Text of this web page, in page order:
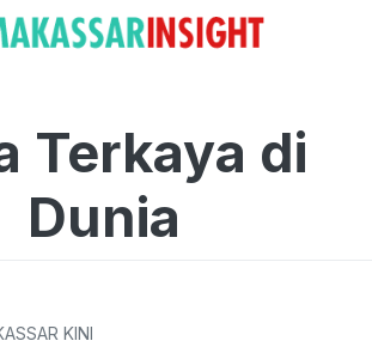
Terkaya di
Dunia
KINI